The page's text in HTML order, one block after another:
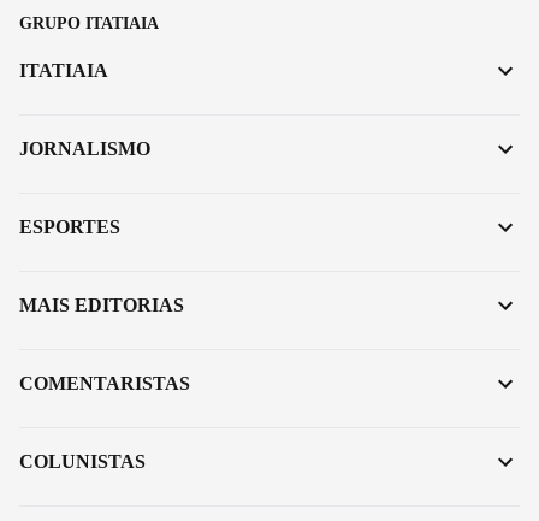
GRUPO ITATIAIA
ITATIAIA
JORNALISMO
ESPORTES
MAIS EDITORIAS
COMENTARISTAS
COLUNISTAS